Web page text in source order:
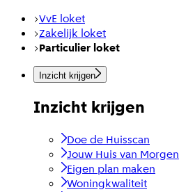
VvE loket
Zakelijk loket
Particulier loket
Inzicht krijgen
Inzicht krijgen
Doe de Huisscan
Jouw Huis van Morgen
Eigen plan maken
Woningkwaliteit